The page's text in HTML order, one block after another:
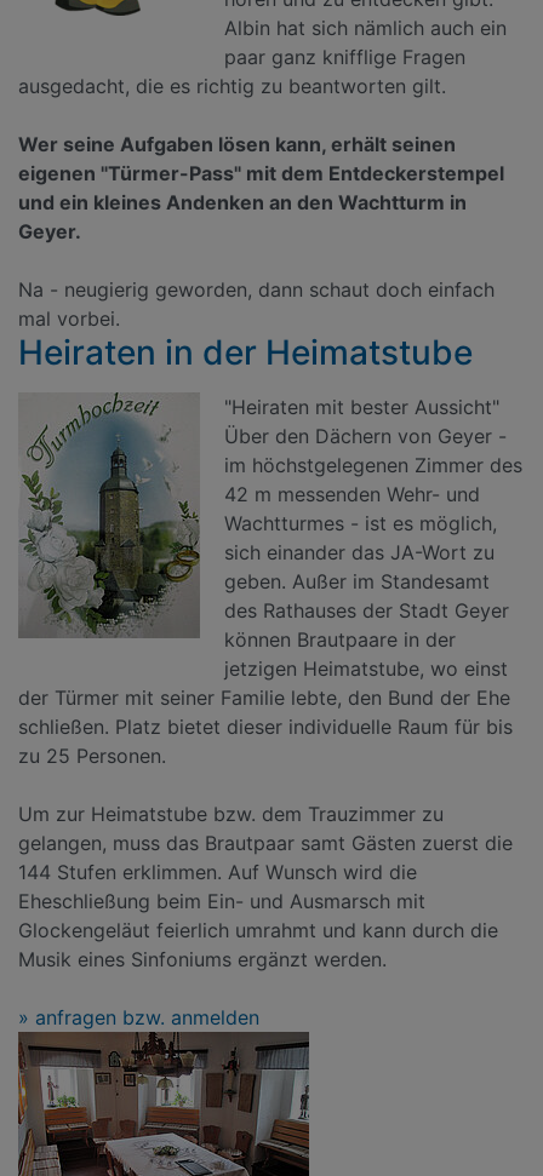
Albin hat sich nämlich auch ein
paar ganz knifflige Fragen
ausgedacht, die es richtig zu beantworten gilt.
Wer seine Aufgaben lösen kann, erhält seinen
eigenen "Türmer-Pass" mit dem Entdeckerstempel
und ein kleines Andenken an den Wachtturm in
Geyer.
Na - neugierig geworden, dann schaut doch einfach
mal vorbei.
Heiraten in der Heimatstube
"Heiraten mit bester Aussicht"
Über den Dächern von Geyer -
im höchstgelegenen Zimmer des
42 m messenden Wehr- und
Wachtturmes - ist es möglich,
sich einander das JA-Wort zu
geben. Außer im Standesamt
des Rathauses der Stadt Geyer
können Brautpaare in der
jetzigen Heimatstube, wo einst
der Türmer mit seiner Familie lebte, den Bund der Ehe
schließen. Platz bietet dieser individuelle Raum für bis
zu 25 Personen.
Um zur Heimatstube bzw. dem Trauzimmer zu
gelangen, muss das Brautpaar samt Gästen zuerst die
144 Stufen erklimmen. Auf Wunsch wird die
Eheschließung beim Ein- und Ausmarsch mit
Glockengeläut feierlich umrahmt und kann durch die
Musik eines Sinfoniums ergänzt werden.
» anfragen bzw. anmelden